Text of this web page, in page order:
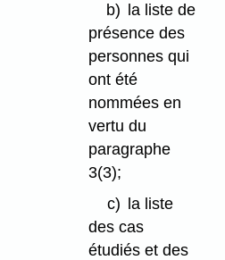
b)
la liste de
présence des
personnes qui
ont été
nommées en
vertu du
paragraphe
3(3);
c) la liste
des cas
étudiés et des